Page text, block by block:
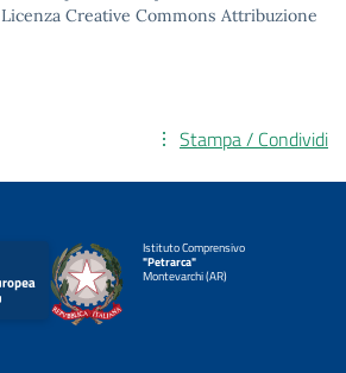
Licenza Creative Commons Attribuzione
Stampa / Condividi
Istituto Comprensivo
"Petrarca"
Montevarchi (AR)